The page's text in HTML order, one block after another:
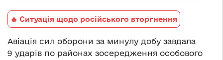
🔥 Ситуація щодо російського вторгнення
Авіація сил оборони за минулу добу завдала
9 ударів по районах зосередження особового